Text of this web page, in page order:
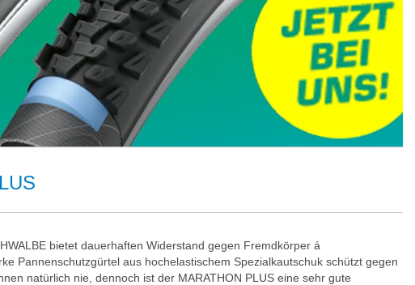
bietet dauerhaften Widerstand gegen Fremdkörper á
Pannenschutzgürtel aus hochelastischem Spezialkautschuk schützt gegen
natürlich nie, dennoch ist der MARATHON PLUS eine sehr gute